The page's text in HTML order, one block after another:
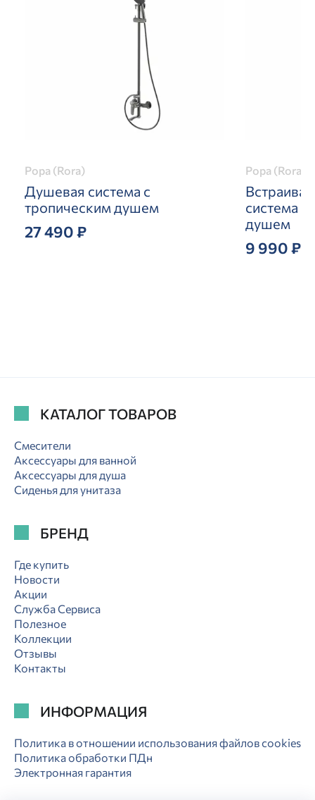
Рора (Rora)
Душевая система с
тропическим душем
27 490 ₽
Рора (Rora)
система с
душем
9 990 ₽19
КАТАЛОГ ТОВАРОВ
Смесители
Аксессуары для ванной
Аксессуары для душа
Сиденья для унитаза
БРЕНД
Где купить
Новости
Акции
Служба Сервиса
Полезное
Коллекции
Отзывы
Контакты
ИНФОРМАЦИЯ
Политика в отношении использования файлов cookies
Политика обработки ПДн
Электронная гарантия